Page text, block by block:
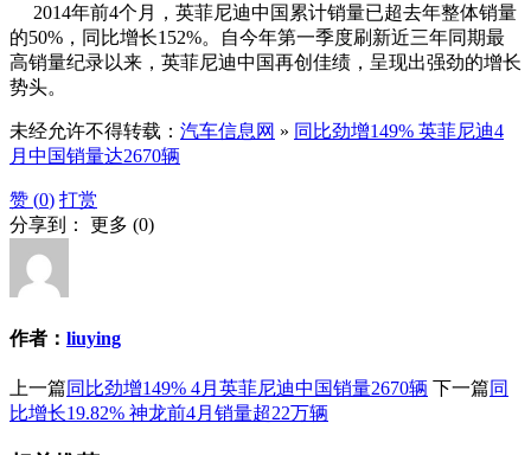
2014年前4个月，英菲尼迪中国累计销量已超去年整体销量
的50%，同比增长152%。自今年第一季度刷新近三年同期最
高销量纪录以来，英菲尼迪中国再创佳绩，呈现出强劲的增长
势头。
未经允许不得转载： 汽车信息网 » 同比劲增149% 英菲尼迪4
月中国销量达2670辆
赞 (0) 打赏
分享到： 更多 (0)
作者： liuying
上一篇同比劲增149% 4月英菲尼迪中国销量2670辆 下一篇同
比增长19.82% 神龙前4月销量超22万辆